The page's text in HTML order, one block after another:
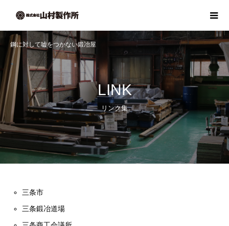
鋼に対して嘘をつかない鍛冶屋
LINK
リンク集
三条市
三条鍛冶道場